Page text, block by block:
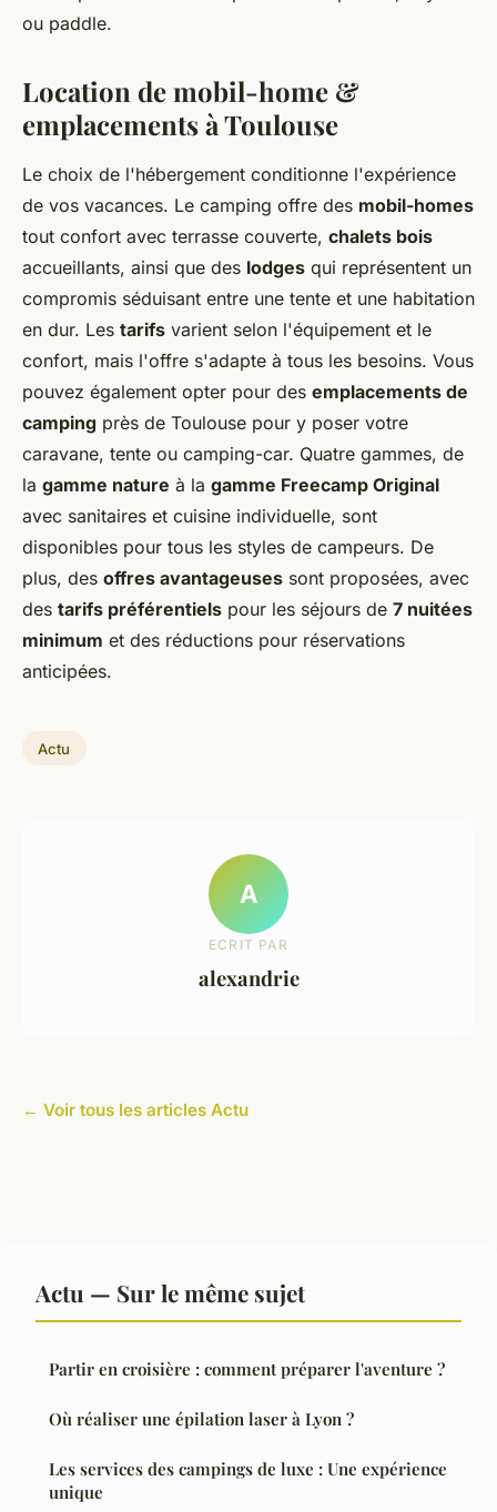
ou paddle.
Location de mobil-home &
emplacements à Toulouse
Le choix de l'hébergement conditionne l'expérience
de vos vacances. Le camping offre des mobil-homes
tout confort avec terrasse couverte, chalets bois
accueillants, ainsi que des lodges qui représentent un
compromis séduisant entre une tente et une habitation
en dur. Les tarifs varient selon l'équipement et le
confort, mais l'offre s'adapte à tous les besoins. Vous
pouvez également opter pour des emplacements de
camping près de Toulouse pour y poser votre
caravane, tente ou camping-car. Quatre gammes, de
la gamme nature à la gamme Freecamp Original
avec sanitaires et cuisine individuelle, sont
disponibles pour tous les styles de campeurs. De
plus, des offres avantageuses sont proposées, avec
des tarifs préférentiels pour les séjours de 7 nuitées
minimum et des réductions pour réservations
anticipées.
Actu
A
ECRIT PAR
alexandrie
← Voir tous les articles Actu
Actu — Sur le même sujet
Partir en croisière : comment préparer l'aventure ?
Où réaliser une épilation laser à Lyon ?
Les services des campings de luxe : Une expérience
unique